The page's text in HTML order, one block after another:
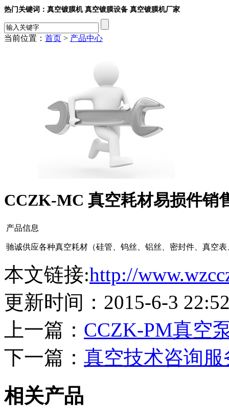
热门关键词：真空镀膜机 真空镀膜设备 真空镀膜机厂家
当前位置： 首页 > 产品中心
CCZK-MC 真空耗材易损件销
产品信息
驰诚供应各种真空耗材（硅管、钨丝、铝丝、密封件、真空
本文链接:http://
更新时间：2015-6-3
上一篇： CCZK-PM真空
下一篇： 真空技术咨询服
相关产品